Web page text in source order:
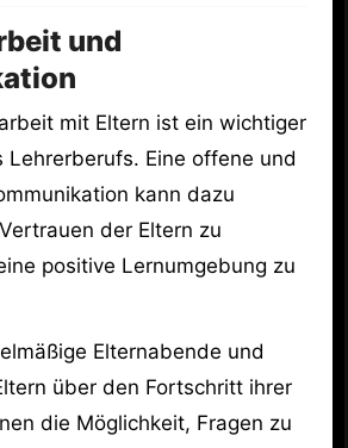
und
mit Eltern ist ein wichtiger
Lehrerberufs. Eine offene und
kann dazu
der Eltern zu
positive Lernumgebung zu
Elternabende und
über den Fortschritt ihrer
die Möglichkeit, Fragen zu